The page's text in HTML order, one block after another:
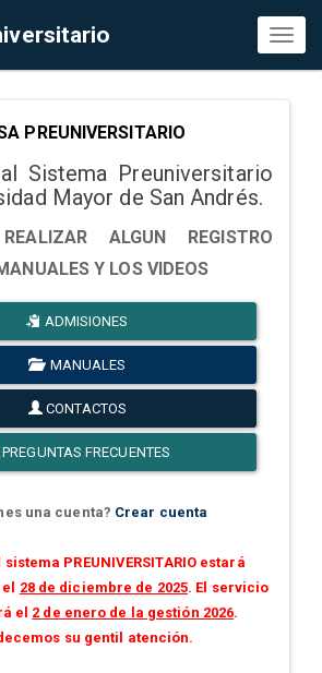
PREUNIVERSITARIO
Sistema Preuniversitario
Mayor de San Andrés.
ALGUN REGISTRO
Y LOS VIDEOS
ADMISIONES
MANUALES
CONTACTOS
PREGUNTAS FRECUENTES
una cuenta? Crear cuenta
sistema PREUNIVERSITARIO estará
28 de diciembre de 2025. El servicio
el 2 de enero de la gestión 2026.
su gentil atención.